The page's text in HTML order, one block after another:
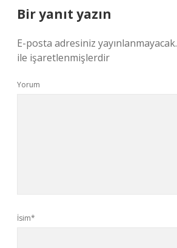
Bir yanıt yazın
E-posta adresiniz yayınlanmayacak.
ile işaretlenmişlerdir
Yorum
İsim*